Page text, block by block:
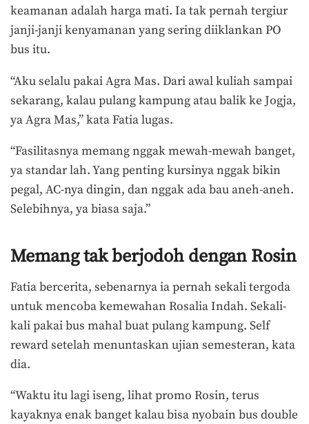
keamanan adalah harga mati. Ia tak pernah tergiur
janji-janji kenyamanan yang sering diiklankan PO
bus itu.
“Aku selalu pakai Agra Mas. Dari awal kuliah sampai
sekarang, kalau pulang kampung atau balik ke Jogja,
ya Agra Mas,” kata Fatia lugas.
“Fasilitasnya memang nggak mewah-mewah banget,
ya standar lah. Yang penting kursinya nggak bikin
pegal, AC-nya dingin, dan nggak ada bau aneh-aneh.
Selebihnya, ya biasa saja.”
Memang tak berjodoh dengan Rosin
Fatia bercerita, sebenarnya ia pernah sekali tergoda
untuk mencoba kemewahan Rosalia Indah. Sekali-
kali pakai bus mahal buat pulang kampung. Self
reward setelah menuntaskan ujian semesteran, kata
dia.
“Waktu itu lagi iseng, lihat promo Rosin, terus
kayaknya enak banget kalau bisa nyobain bus double